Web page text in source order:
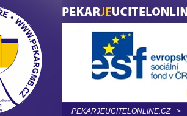
PEKARJEUCITELONLINE.CZ >